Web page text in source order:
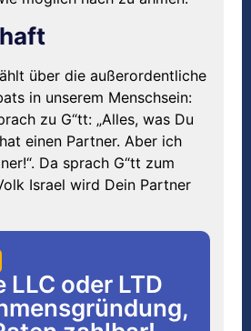
über die außerordentliche
in unserem Menschsein:
zu G“tt: „Alles, was Du
einen Partner. Aber ich
Da sprach G“tt zum
Israel wird Dein Partner
LLC oder LTD